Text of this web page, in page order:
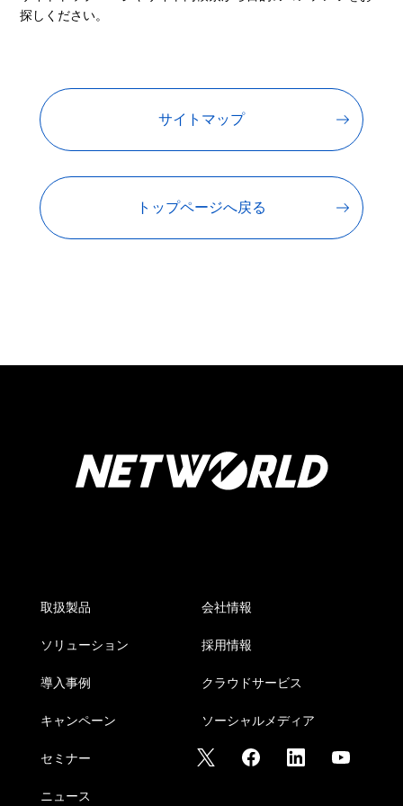
探しください。
サイトマップ
トップページへ戻る
取扱製品
ソリューション
導入事例
キャンペーン
セミナー
ニュース
会社情報
採用情報
クラウドサービス
ソーシャルメディア